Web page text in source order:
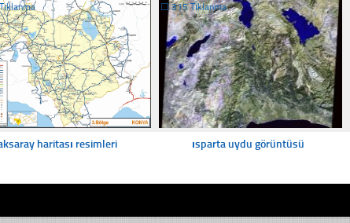
haritası resimleri
☐315 Tıklanma
ısparta uydu görüntüsü